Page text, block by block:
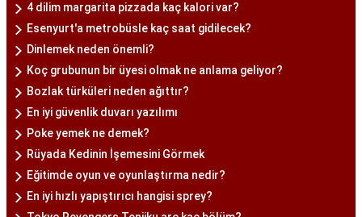
4 dilim margarita pizzada kaç kalori var?
Esenyurt'a metrobüsle kaç saat gidilecek?
Dinlemek neden önemli?
Koç grubunun bir üyesi olmak ne anlama geliyor?
Bozlak türküleri neden ağıttır?
En iyi güvenlik duvarı yazılımı
Poke yemek ne demek?
Rüyada Kedinin İşemesini Görmek
Eğitimde oyun ve oyunlaştırma nedir?
En iyi hızlı yapıştırıcı hangisi sprey?